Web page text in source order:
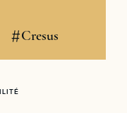
#Cresus